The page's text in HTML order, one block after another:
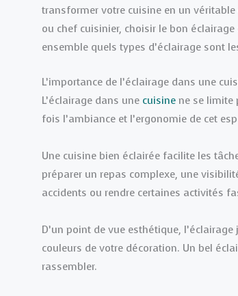
transformer votre cuisine en un
ou chef cuisinier, choisir le bon
ensemble quels types d’éclairage sont
L’importance de l’éclairage dans une
L’éclairage dans une cuisine ne se limite
fois l’ambiance et l’ergonomie de cet
Une cuisine bien éclairée facilite les
préparer un repas complexe, une
accidents ou rendre certaines activités
D’un point de vue esthétique,
couleurs de votre décoration. Un bel
rassembler.